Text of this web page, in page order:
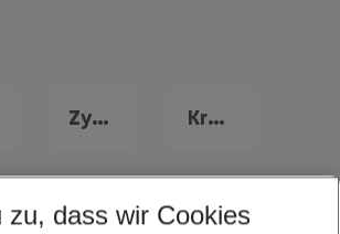
Zypern Urlaub Kroatien Urlaub
zu, dass wir Cookies